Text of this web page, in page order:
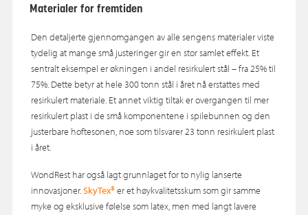
Materialer for fremtiden
Den detaljerte gjennomgangen av alle sengens materialer viste
tydelig at mange små justeringer gir en stor samlet effekt. Et
sentralt eksempel er økningen i andel resirkulert stål – fra 25% til
75%. Dette betyr at hele 300 tonn stål i året nå erstattes med
resirkulert materiale. Et annet viktig tiltak er overgangen til mer
resirkulert plast i de små komponentene i spilebunnen og den
justerbare hoftesonen, noe som tilsvarer 23 tonn resirkulert plast
i året.
WondRest har også lagt grunnlaget for to nylig lanserte
innovasjoner.SkyTex®er et høykvalitetsskum som gir samme
myke og eksklusive følelse som latex, men med langt lavere